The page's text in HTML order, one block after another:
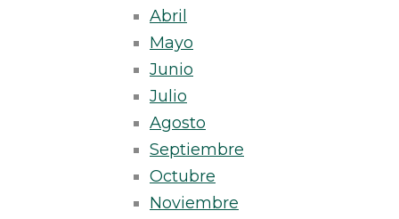
Abril
Mayo
Junio
Julio
Agosto
Septiembre
Octubre
Noviembre